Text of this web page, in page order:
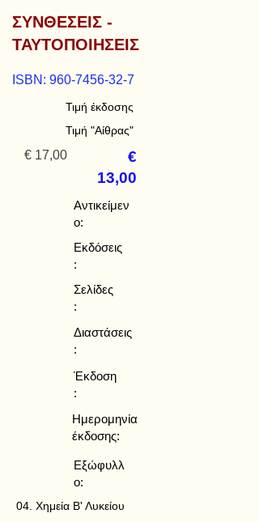
ΣΥΝΘΕΣΕΙΣ -
ΤΑΥΤΟΠΟΙΗΣΕΙΣ
ISBN: 960-7456-32-7
Τιμή έκδοσης
Τιμή "Αίθρας"
€ 17,00
€
13,00
Αντικείμεν
ο:
Εκδόσεις
:
Σελίδες
:
Διαστάσεις
:
Έκδοση
:
Ημερομηνία
έκδοσης:
Εξώφυλλ
ο:
04. Χημεία Β' Λυκείου